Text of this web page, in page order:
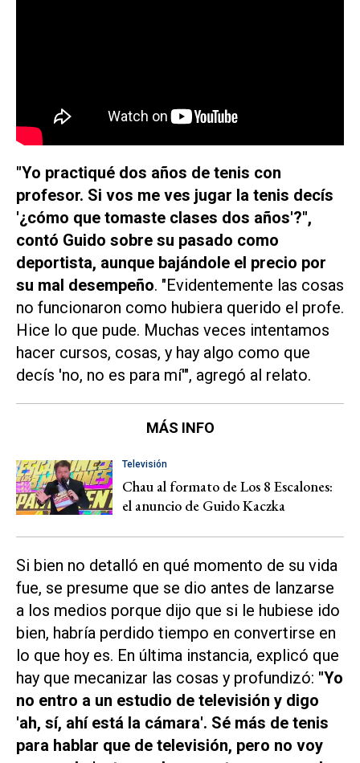
"Yo practiqué dos años de tenis con
profesor. Si vos me ves jugar la tenis decís
'¿cómo que tomaste clases dos años'?",
contó Guido sobre su pasado como
deportista, aunque bajándole el precio por
su mal desempeño. "Evidentemente las cosas
no funcionaron como hubiera querido el profe.
Hice lo que pude. Muchas veces intentamos
hacer cursos, cosas, y hay algo como que
decís 'no, no es para mí'", agregó al relato.
MÁS INFO
Televisión
Chau al formato de Los 8 Escalones:
el anuncio de Guido Kaczka
Si bien no detalló en qué momento de su vida
fue, se presume que se dio antes de lanzarse
a los medios porque dijo que si le hubiese ido
bien, habría perdido tiempo en convertirse en
lo que hoy es. En última instancia, explicó que
hay que mecanizar las cosas y profundizó: "Yo
no entro a un estudio de televisión y digo
'ah, sí, ahí está la cámara'. Sé más de tenis
para hablar que de televisión, pero no voy